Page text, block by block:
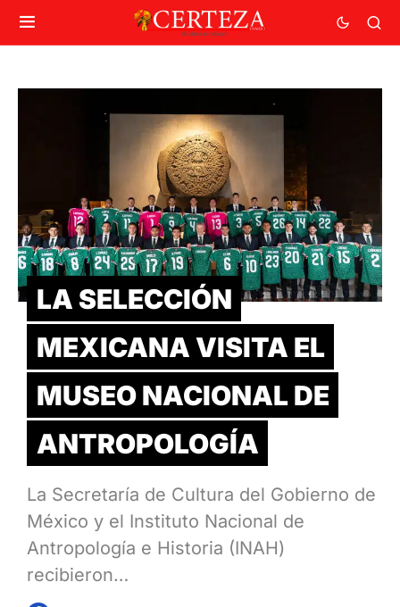
LA SELECCIÓN
MEXICANA VISITA EL
MUSEO NACIONAL DE
ANTROPOLOGÍA
La Secretaría de Cultura del Gobierno de
México y el Instituto Nacional de
Antropología e Historia (INAH)
recibieron…